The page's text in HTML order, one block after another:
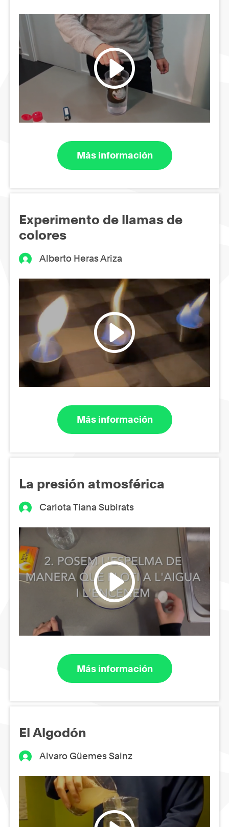
Más información
Experimento de llamas de
colores
Alberto Heras Ariza
Más información
La presión atmosférica
Carlota Tiana Subirats
Más información
El Algodón
Alvaro Güemes Sainz